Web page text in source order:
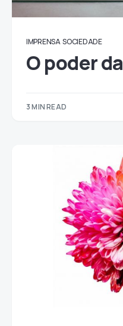
IMPRENSA SOCIEDADE
O poder
3 MIN READ